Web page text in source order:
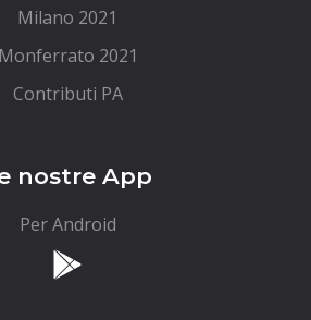
Milano 2021
Monferrato 2021
Contributi PA
nostre App
Per Android